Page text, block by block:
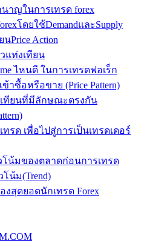
าญในการเทรด forex
โดยใช้DemandและSupply
Price Action
แท่งเทียน
ไหนดี ในการเทรดฟอเร็ก
าซื้อหรือขาย (Price Pattern)
ทียนที่มีลักษณะตรงกัน
รด เพื่อไปสู่การเป็นเทรดเดอร์
โน้มของตลาดก่อนการเทรด
น้ม(Trend)
สุดยอดนักเทรด Forex